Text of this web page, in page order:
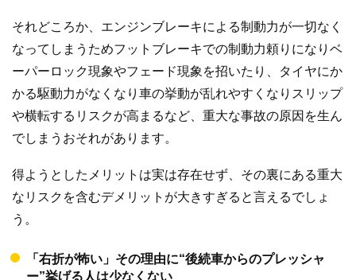
それどころか、エンジンブレーキによる制動力が一切なく
なってしまうためフットブレーキでの制動力頼りになりベ
ーパーロック現象やフェード現象を招いたり、タイヤにか
かる駆動力がなくなり車の挙動が乱れやすくなりスリップ
や横転するリスクが高まるなど、重大な事故の原因を生ん
でしまうおそれがあります。
得ようとしたメリットは実は存在せず、その裏にある重大
なリスクを含むデメリットが大きすぎると言えるでしょ
う。
「右折が怖い」その理由に“後続車からのプレッシャ
ー”挙げる人は少なくない